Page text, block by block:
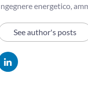
energetico,
See author's posts